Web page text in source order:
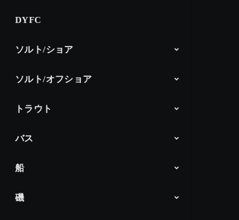
DYFC
ソルト/ショア
シーバス
サーフゲーム
ショアプラッキング＆ショアジギ
エギング
アジング
メバリング
ロックフィッシュ
チニング
その他
DAIWA Salt Lure Channel
Products
ソルト/オフショア
オフショアヘビー
ライトキャスティング
スロージギング
ライトジギング
タイラバ
タチウオジギング
ボートエギング
イカメタル
Products
トラウト
DAIWA TROUT
Products
バス
船
磯